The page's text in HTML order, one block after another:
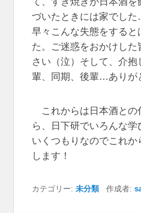
づいたときには家でし
早々こんな失態をすると
た。ご迷惑をおかけし
さい（泣）そして、介
輩、同期、後輩…ありが
これからは日本酒との
ら、日下研でいろんな
いくつもりなのでこれか
します！
カテゴリー:未分類作成者: